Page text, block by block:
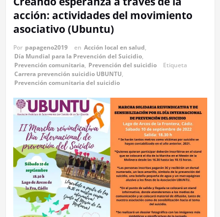
acción: actividades del movimiento
asociativo (Ubuntu)
Por papageno2019 en Acción local en salud,
Día Mundial para la Prevención del Suicidio,
Prevención comunitaria, Prevención del suicidio
Etiqueta
Carrera prevención suicidio UBUNTU,
Prevención comunitaria del suicidio